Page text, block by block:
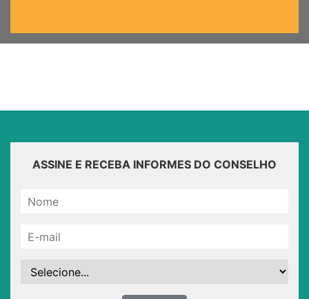
ASSINE E RECEBA INFORMES DO CONSELHO